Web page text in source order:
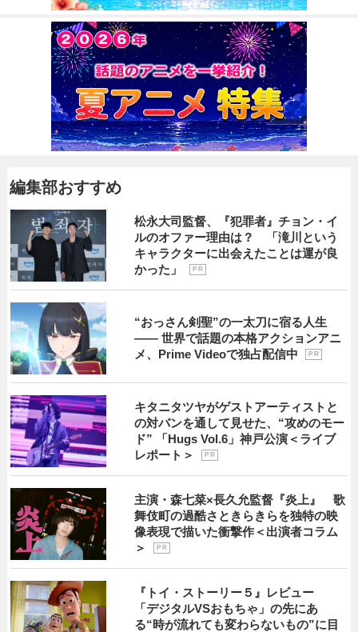
編集部おすすめ
松永大司監督、『犯罪者』チョン・イ
ルのオファー理由は？ 「滝川という
キャラクターに出会えたことは運が良
かった」
P R
“おっさん剣聖”の一太刀に宿る人生
―― 世界で話題の本格アクションアニ
メ、Prime Videoで独占配信中
P R
キタニタツヤがゲストアーティストと
の対バンを通して見せた、“攻めのモー
ド” 「Hugs Vol.6」神戸公演＜ライブ
レポート＞
P R
主演・森七菜×長久允監督『炎上』 歌
舞伎町の過酷さときらきらを独特の映
像表現で描いた衝撃作＜出演者コラム
＞
P R
『トイ・ストーリー５』レビュー
「デジタルVSおもちゃ」の先にあ
る“時が流れても変わらないもの”に目